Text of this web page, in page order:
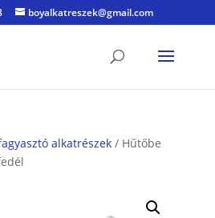
boyalkatreszek@gmail.com
alkatrészek/ Hűtőbe